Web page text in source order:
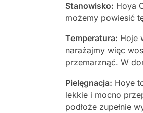
Stanowisko: Hoya
możemy powiesić
Temperatura: Hoje
narażajmy więc
przemarznąć. W
Pielęgnacja: Hoye
lekkie i mocno
podłoże zupełnie